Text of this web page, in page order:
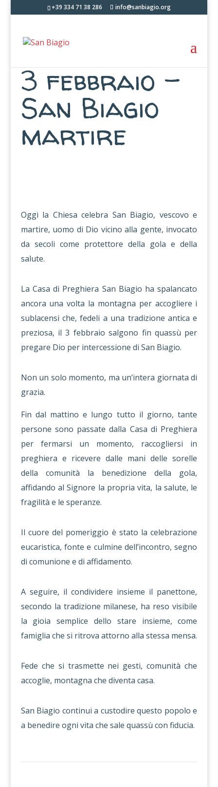
+39 334 71 38 286 info@sanbiagio.org
3 febbraio –
San Biagio
martire
Oggi la Chiesa celebra San Biagio, vescovo e
martire, uomo di Dio vicino alla gente, invocato
da secoli come protettore della gola e della
salute.
La Casa di Preghiera San Biagio ha spalancato
ancora una volta la montagna per accogliere i
sublacensi che, fedeli a una tradizione antica e
preziosa, il 3 febbraio salgono fin quassù per
pregare Dio per intercessione di San Biagio.
Non un solo momento, ma un’intera giornata di
grazia.
Fin dal mattino e lungo tutto il giorno, tante
persone sono passate dalla Casa di Preghiera
per fermarsi un momento, raccogliersi in
preghiera e ricevere dalle mani delle sorelle
della comunità la benedizione della gola,
affidando al Signore la propria vita, la salute, le
fragilità e le speranze.
Il cuore del pomeriggio è stato la celebrazione
eucaristica, fonte e culmine dell’incontro, segno
di comunione e di affidamento.
A seguire, il condividere insieme il panettone,
secondo la tradizione milanese, ha reso visibile
la gioia semplice dello stare insieme, come
famiglia che si ritrova attorno alla stessa mensa.
Fede che si trasmette nei gesti, comunità che
accoglie, montagna che diventa casa.
San Biagio continui a custodire questo popolo e
a benedire ogni vita che sale quassù con fiducia.